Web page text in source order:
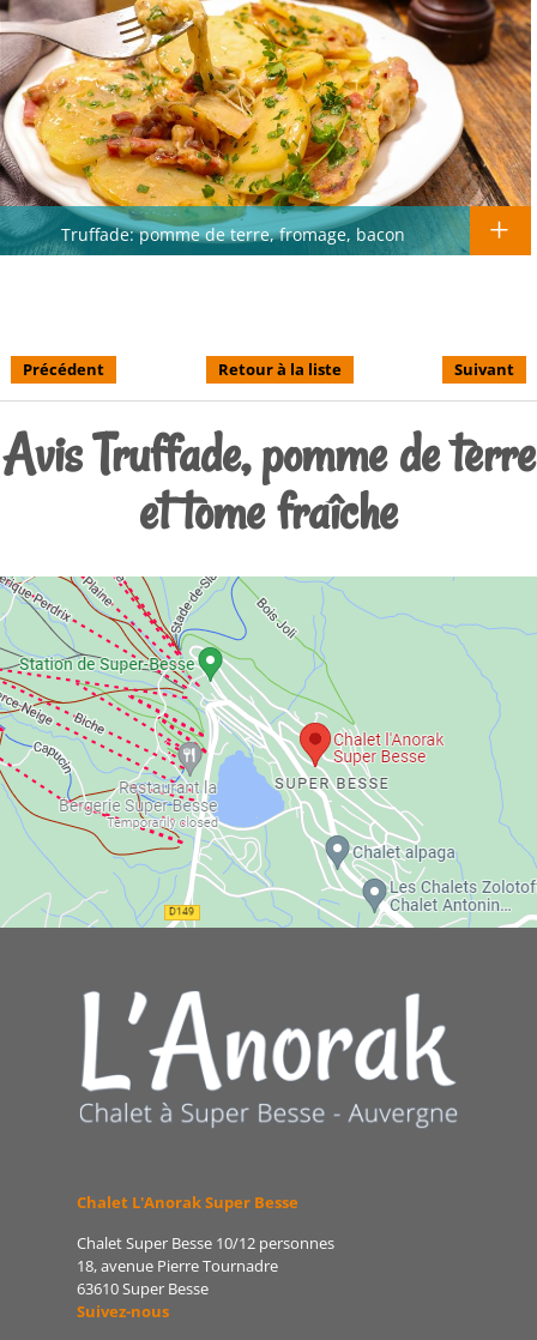
Truffade: pomme de terre, fromage, bacon
Précédent Retour à la liste Suivant
Avis Truffade, pomme de terre
et tome fraîche
Chalet L'Anorak Super Besse
Chalet Super Besse 10/12 personnes
18, avenue Pierre Tournadre
63610 Super Besse
Suivez-nous